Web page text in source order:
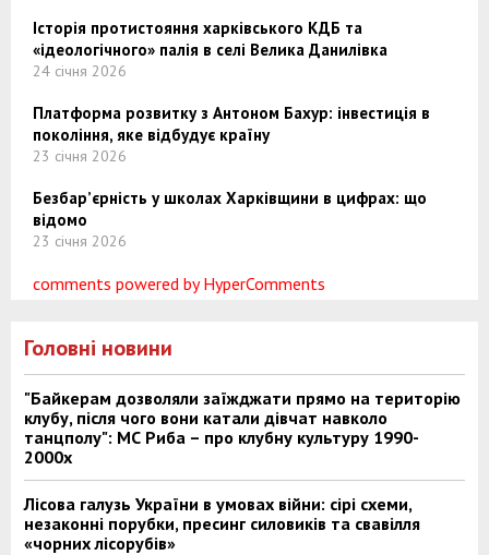
Історія протистояння харківського КДБ та
«ідеологічного» палія в селі Велика Данилівка
24 січня 2026
Платформа розвитку з Антоном Бахур: інвестиція в
покоління, яке відбудує країну
23 січня 2026
Безбар’єрність у школах Харківщини в цифрах: що
відомо
23 січня 2026
comments powered by HyperComments
Головні новини
"Байкерам дозволяли заїжджати прямо на територію
клубу, після чого вони катали дівчат навколо
танцполу": МС Риба – про клубну культуру 1990-
2000х
Лісова галузь України в умовах війни: сірі схеми,
незаконні порубки, пресинг силовиків та свавілля
«чорних лісорубів»